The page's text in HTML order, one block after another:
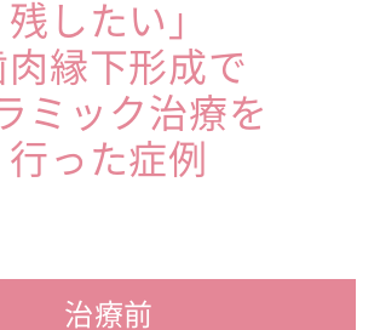
残したい」
肉縁下形成で
ミック治療を
行った症例
治療前